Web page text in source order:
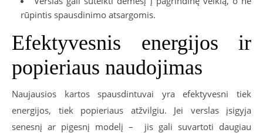
rūpintis spausdinimo atsargomis.
Efektyvesnis energijos ir
popieriaus naudojimas
Naujausios kartos spausdintuvai yra efektyvesni tiek
energijos, tiek popieriaus atžvilgiu. Jei verslas įsigyja
senesnį ar pigesnį modelį – jis gali suvartoti daugiau